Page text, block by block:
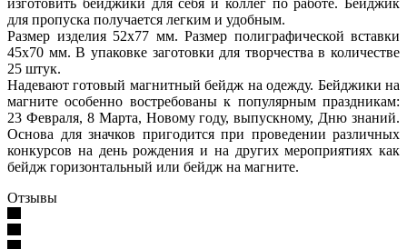
изготовить бейджики для себя и коллег по работе. Бейджик
для пропуска получается легким и удобным.
Размер изделия 52х77 мм. Размер полиграфической вставки
45х70 мм. В упаковке заготовки для творчества в количестве
25 штук.
Надевают готовый магнитный бейдж на одежду. Бейджики на
магните особенно востребованы к популярным праздникам:
23 Февраля, 8 Марта, Новому году, выпускному, Дню знаний.
Основа для значков пригодится при проведении различных
конкурсов на день рождения и на других мероприятиях как
бейдж горизонтальный или бейдж на магните.
Отзывы